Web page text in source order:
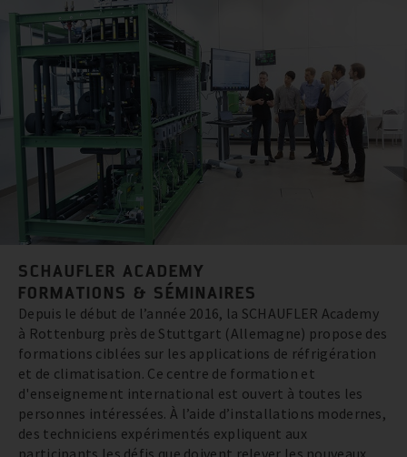
SCHAUFLER ACADEMY
FORMATIONS & SÉMINAIRES
Depuis le début de l’année 2016, la SCHAUFLER Academy
à Rottenburg près de Stuttgart (Allemagne) propose des
formations ciblées sur les applications de réfrigération
et de climatisation. Ce centre de formation et
d'enseignement international est ouvert à toutes les
personnes intéressées. À l’aide d’installations modernes,
des techniciens expérimentés expliquent aux
participants les défis que doivent relever les nouveaux